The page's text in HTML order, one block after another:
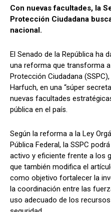
Con nuevas facultades, la
Protección Ciudadana
nacional.
El Senado de la República ha
una reforma que transforma
Protección Ciudadana
Harfuch, en una “súper
nuevas facultades
pública en el país.
Según la reforma a la Ley
Pública Federal, la SSPC
activo y eficiente frente a los
que también modifica el
como objetivo fortalecer la
la coordinación entre las
uso adecuado de los